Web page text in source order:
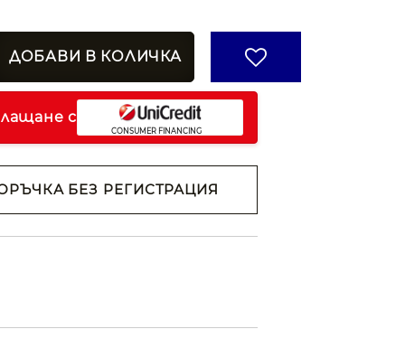
с
БЕЗ РЕГИСТРАЦИЯ